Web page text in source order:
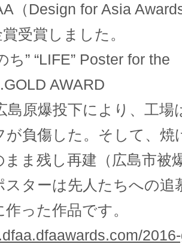
（Design for Asia
受賞しました。
ち” “LIFE” Poster for the
AWARD
島原爆投下により、工場
が負傷した。そして、焼
まま残し再建（広島市被
スターは先人たちへの追
った作品です。